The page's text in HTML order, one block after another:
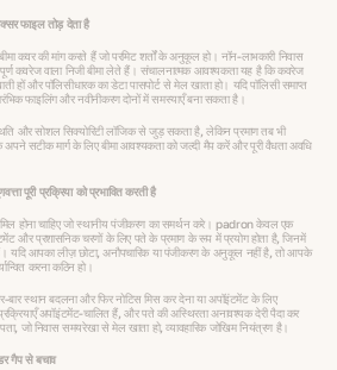
फाइल तोड़ देता है
कवर की मांग करते हैं जो परमिट शर्तों के अनुकूल हो। नॉन-लाभकारी निवास
कवरेज वाला निजी बीमा लेते हैं। संचालनात्मक आवश्यकता यह है कि कवरेज
हों और पॉलिसीधारक का डेटा पासपोर्ट से मेल खाता हो। यदि पॉलिसी समाप्त
फाइलिंग और नवीनीकरण दोनों में समस्याएँ बना सकता है।
और सोशल सिक्योरिटी लॉजिक से जुड़ सकता है, लेकिन प्रमाण तब भी
अपने सटीक मार्ग के लिए बीमा आवश्यकता को जल्दी मैप करें और पूरी वैधता अवधि
पूरी प्रक्रिया को प्रभावित करती है
होना चाहिए जो स्थानीय पंजीकरण का समर्थन करे। padron केवल एक
और प्रशासनिक चरणों के लिए पते के प्रमाण के रूप में प्रयोग होता है, जिनमें
यदि आपका लीज़ छोटा, अनौपचारिक या पंजीकरण के अनुकूल नहीं है, तो आपके
करना कठिन हो।
बार स्थान बदलना और फिर नोटिस मिस कर देना या अपॉइंटमेंट के लिए
अपॉइंटमेंट-चालित हैं, और पते की अस्थिरता अनावश्यक देरी पैदा कर
जो निवास समयरेखा से मेल खाता हो, व्यावहारिक जोखिम नियंत्रण है।
गैप से बचाव